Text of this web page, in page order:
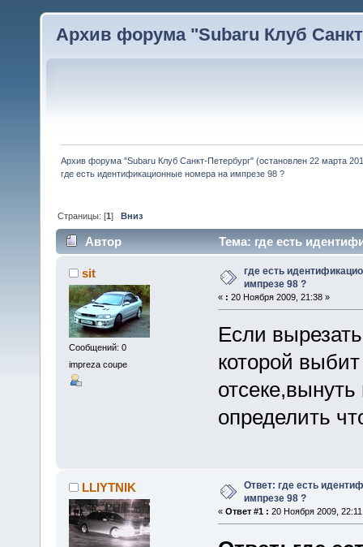
Архив форума "Subaru Клуб
Архив форума "Subaru Клуб Санкт-Петербург" (остановлен 22 марта
где есть идентификационные номера на импрезе 98 ?
Страницы: [1]Вниз
Автор Тема: где есть
sit
Сообщений: 0
impreza coupe
где есть
импрезе 98 ?
« : 20 Ноября 2009, 21:38 »
Если
которой
определить
LLIYTNIK
Ответ: где есть
импрезе 98 ?
« Ответ #1 : 20 Ноября 2009,